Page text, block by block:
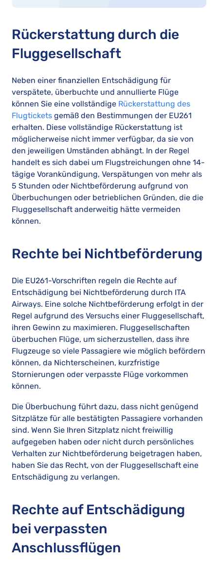
Rückerstattung durch die
Fluggesellschaft
Neben einer finanziellen Entschädigung für
verspätete, überbuchte und annullierte Flüge
können Sie eine vollständige Rückerstattung des
Flugtickets gemäß den Bestimmungen der EU261
erhalten. Diese vollständige Rückerstattung ist
möglicherweise nicht immer verfügbar, da sie von
den jeweiligen Umständen abhängt. In der Regel
handelt es sich dabei um Flugstreichungen ohne 14-
tägige Vorankündigung, Verspätungen von mehr als
5 Stunden oder Nichtbeförderung aufgrund von
Überbuchungen oder betrieblichen Gründen, die die
Fluggesellschaft anderweitig hätte vermeiden
können.
Rechte bei Nichtbeförderung
Die EU261-Vorschriften regeln die Rechte auf
Entschädigung bei Nichtbeförderung durch ITA
Airways. Eine solche Nichtbeförderung erfolgt in der
Regel aufgrund des Versuchs einer Fluggesellschaft,
ihren Gewinn zu maximieren. Fluggesellschaften
überbuchen Flüge, um sicherzustellen, dass ihre
Flugzeuge so viele Passagiere wie möglich befördern
können, da Nichterscheinen, kurzfristige
Stornierungen oder verpasste Flüge vorkommen
können.
Die Überbuchung führt dazu, dass nicht genügend
Sitzplätze für alle bestätigten Passagiere vorhanden
sind. Wenn Sie Ihren Sitzplatz nicht freiwillig
aufgegeben haben oder nicht durch persönliches
Verhalten zur Nichtbeförderung beigetragen haben,
haben Sie das Recht, von der Fluggesellschaft eine
Entschädigung zu verlangen.
Rechte auf Entschädigung
bei verpassten
Anschlussflügen